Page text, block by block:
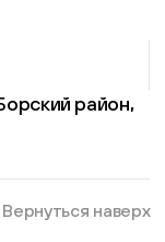
район,
Вернуться наверх